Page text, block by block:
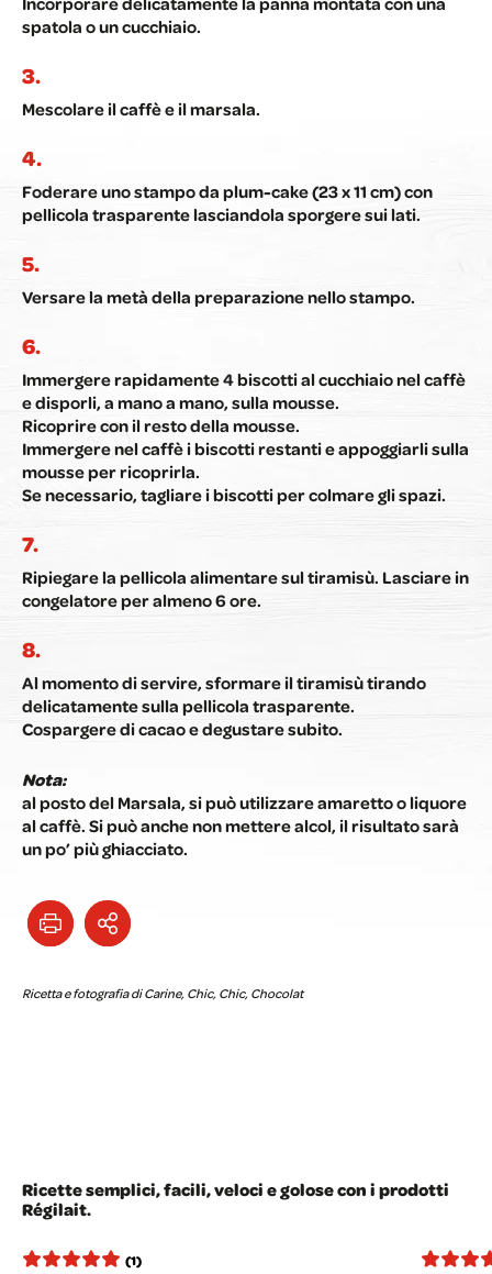
spatola o un cucchiaio.
Mescolare il caffè e il marsala.
Foderare uno stampo da plum-cake (23 x 11 cm) con
pellicola trasparente lasciandola sporgere sui lati.
Versare la metà della preparazione nello stampo.
Immergere rapidamente 4 biscotti al cucchiaio nel caffè
e disporli, a mano a mano, sulla mousse.
Ricoprire con il resto della mousse.
Immergere nel caffè i biscotti restanti e appoggiarli sulla
mousse per ricoprirla.
Se necessario, tagliare i biscotti per colmare gli spazi.
Ripiegare la pellicola alimentare sul tiramisù. Lasciare in
congelatore per almeno 6 ore.
Al momento di servire, sformare il tiramisù tirando
delicatamente sulla pellicola trasparente.
Cospargere di cacao e degustare subito.
Nota:
al posto del Marsala, si può utilizzare amaretto o liquore
al caffè. Si può anche non mettere alcol, il risultato sarà
un po’ più ghiacciato.
Ricetta e fotografia di Carine, Chic, Chic, Chocolat
Ricette semplici, facili, veloci e golose con i prodotti
Régilait.
(1)